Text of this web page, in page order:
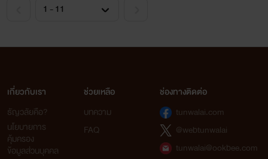
สาปพิศวาส ตอน:รักแรก
www.mebmarket.com
อาการของฉันมันคงจะน่าขันนัก จนคุณบอมบ์
ต้องอมยิ้มแล้วหัวเราะออกมาเบาๆ ก่อนจะเข้า
ประชิดตัวฉันและก้มลงมากระซิบข้างหูเสียงต่ำ
เกี่ยวกับเรา
ธัญวลัยคือ?
นโยบายการ
คุ้มครอง
ข้อมูลส่วนบุคคล
ช่วยเหลือ
บทความ
FAQ
ช่องทางติดต่อ
tunwalai.com
@webtunwalai
tunwalai@ookbee.com